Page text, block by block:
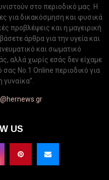
στο περιοδικό μας. Η
για δικακόσμηση και φυσικά
προβλέψεις και η μαγειρική
άρθρα για την υγεία και
και σωματικό
αλλά χωρίς εσάς δεν είχαμε
σας Νo.1 Online περιοδικό για
US